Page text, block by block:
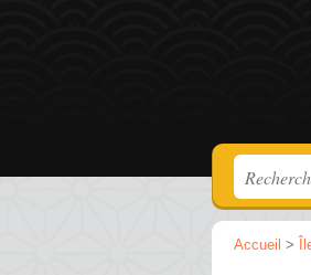
Accueil >